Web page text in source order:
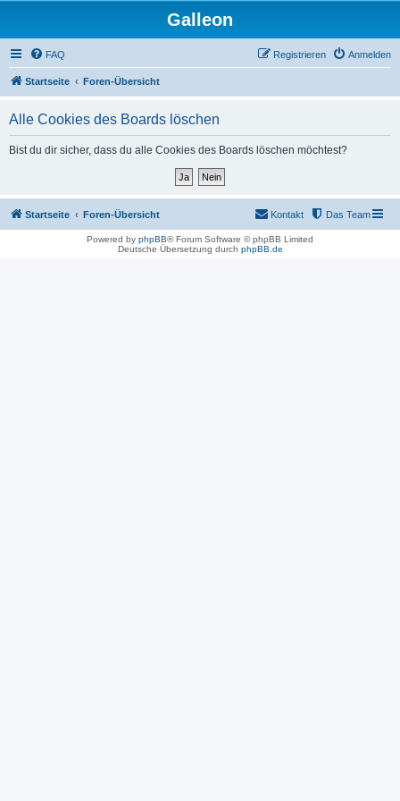
Galleon
FAQ Anmelden
Registrieren
Startseite Foren-Übersicht
Alle Cookies des Boards löschen
Bist du dir sicher, dass du alle Cookies des Boards löschen möchtest?
Startseite Foren-Übersicht Das Team
Kontakt
Powered by phpBB® Forum Software © phpBB Limited
Deutsche Übersetzung durch phpBB.de